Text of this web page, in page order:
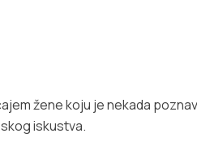
žene koju je nekada
iskustva.